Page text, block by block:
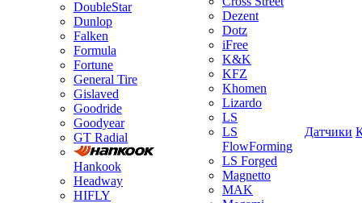
DoubleStar
Dunlop
Falken
Formula
Fortune
General Tire
Gislaved
Goodride
Goodyear
GT Radial
Hankook
Headway
HIFLY
Dezent
Dotz
iFree
K&K
KFZ
Khomen
Lizardo
LS
LS
FlowForming
LS Forged
Magnetto
MAK
Датчики